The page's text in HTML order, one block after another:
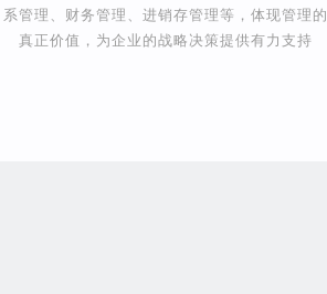
系管理、财务管理、进销存管理等，体现管理的
真正价值，为企业的战略决策提供有力支持